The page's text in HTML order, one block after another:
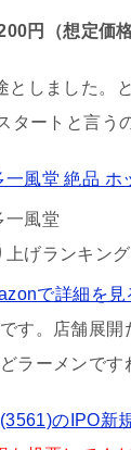
円（想定価
としました。
タートと言う
一風堂 絶品 ホ
一風堂
上げランキン
で詳細を見
す。店舗展
ラーメンです
のIPO新